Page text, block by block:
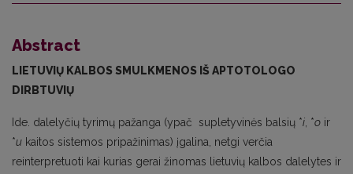
Abstract
LIETUVIŲ KALBOS SMULKMENOS IŠ APTOTOLOGO
DIRBTUVIŲ
Ide. dalelyčių tyrimų pažanga (ypač supletyvinės balsių *i, *o ir
*u kaitos sistemos pripažinimas) įgalina, netgi verčia
reinterpretuoti kai kurias gerai žinomas lietuvių kalbos dalelytes ir